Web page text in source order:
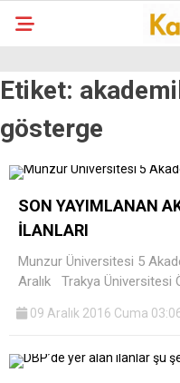
Etiket:
gösterge
SON YAYIMLANAN
İLANLARI
Munzur Üniversitesi 5
Aralık Trakya Üniversitesi
09 Aralık 2016 Cuma